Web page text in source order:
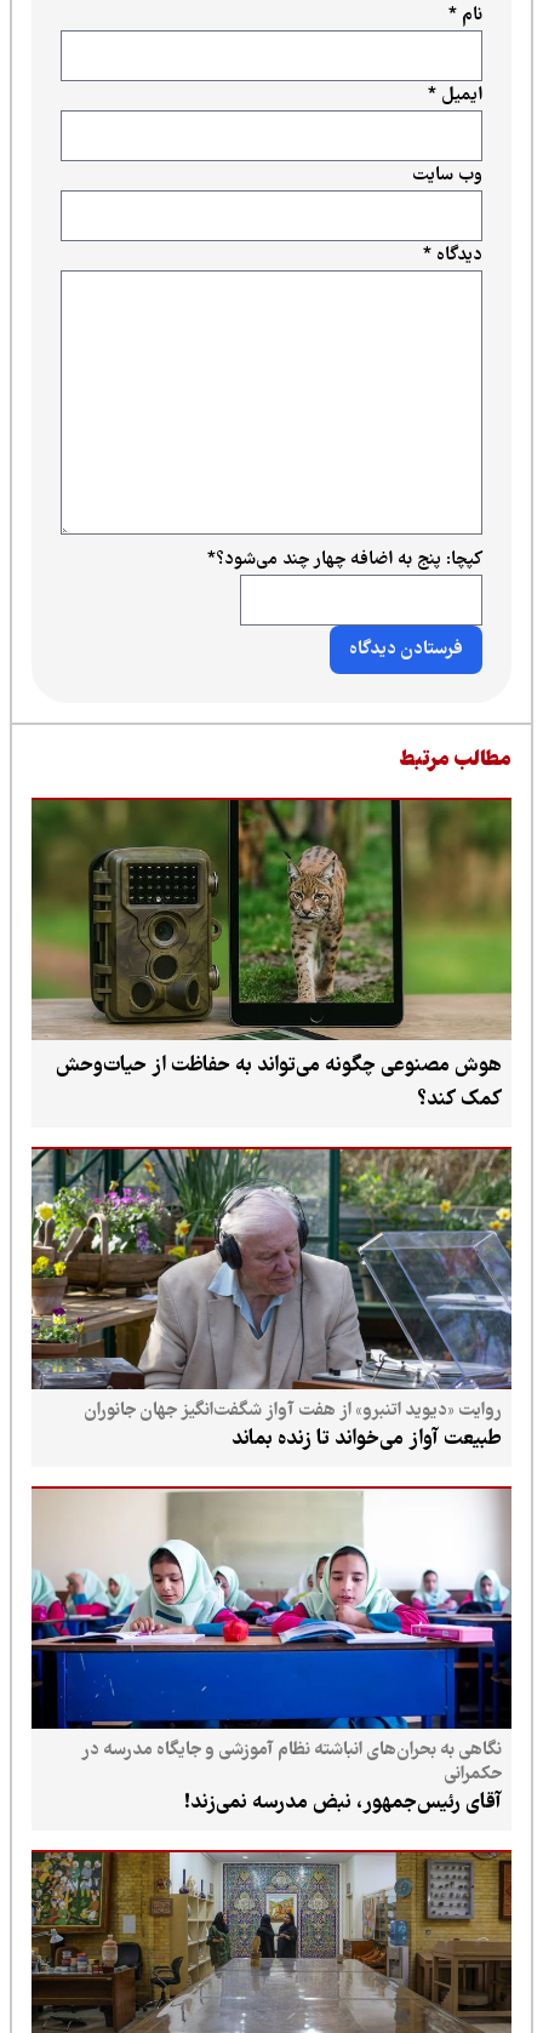
دیدگاه*
ایمیل*
وب‌ سایت
کپچا: پنج به اضافه چهار چند می‌شود؟*
مرتبط
هوش مصنوعی چگونه می‌تواند به حفاظت از حیات‌وحش
کمک کند؟
روایت «دیوید اتنبرو» از هفت آواز شگفت‌انگیز جهان جانوران
طبیعت آواز می‌خواند تا زنده بماند
نگاهی به بحران‌های انباشته نظام آموزشی و جایگاه مدرسه در
حکمرانی
آقای رئیس‌جمهور، نبض مدرسه نمی‌زند!